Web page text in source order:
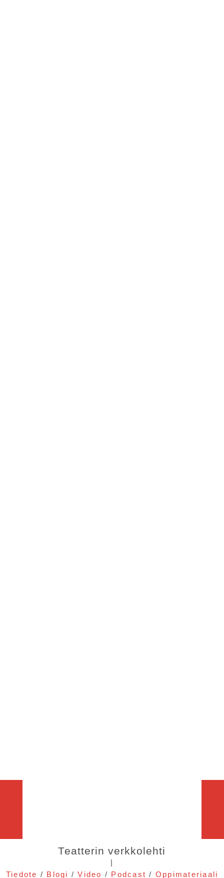
Teatterin verkkolehti
|
Tiedote / Blogi /Video / Podcast / Oppimateriaali